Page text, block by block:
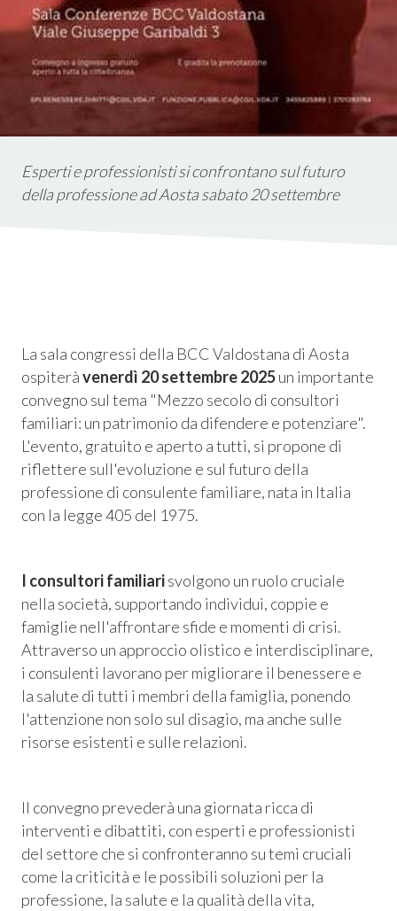
Esperti e professionisti si confrontano sul futuro
della professione ad Aosta sabato 20 settembre
La sala congressi della BCC Valdostana di Aosta
ospiteràvenerdì 20 settembre 2025un importante
convegno sul tema "Mezzo secolo di consultori
familiari: un patrimonio da difendere e potenziare".
L'evento, gratuito e aperto a tutti, si propone di
riflettere sull'evoluzione e sul futuro della
professione di consulente familiare, nata in Italia
con la legge 405 del 1975.
I consultori familiarisvolgono un ruolo cruciale
nella società, supportando individui, coppie e
famiglie nell'affrontare sfide e momenti di crisi.
Attraverso un approccio olistico e interdisciplinare,
i consulenti lavorano per migliorare il benessere e
la salute di tutti i membri della famiglia, ponendo
l'attenzione non solo sul disagio, ma anche sulle
risorse esistenti e sulle relazioni.
Il convegno prevederà una giornata ricca di
interventi e dibattiti, con esperti e professionisti
del settore che si confronteranno su temi cruciali
come la criticità e le possibili soluzioni per la
professione, la salute e la qualità della vita,